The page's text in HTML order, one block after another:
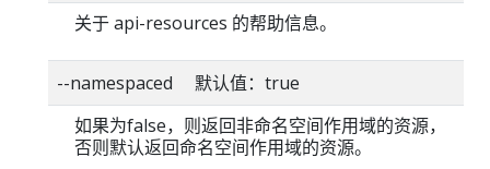
关于 api-resources 的帮助信息。
--namespaced 默认值：true
如果为false，则返回非命名空间作用域的资源，
否则默认返回命名空间作用域的资源。